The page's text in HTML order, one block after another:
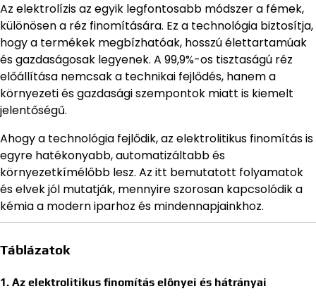
Az elektrolízis az egyik legfontosabb módszer a fémek,
különösen a réz finomítására. Ez a technológia biztosítja,
hogy a termékek megbízhatóak, hosszú élettartamúak
és gazdaságosak legyenek. A 99,9%-os tisztaságú réz
előállítása nemcsak a technikai fejlődés, hanem a
környezeti és gazdasági szempontok miatt is kiemelt
jelentőségű.
Ahogy a technológia fejlődik, az elektrolitikus finomítás is
egyre hatékonyabb, automatizáltabb és
környezetkímélőbb lesz. Az itt bemutatott folyamatok
és elvek jól mutatják, mennyire szorosan kapcsolódik a
kémia a modern iparhoz és mindennapjainkhoz.
Táblázatok
1. Az elektrolitikus finomítás előnyei és hátrányai